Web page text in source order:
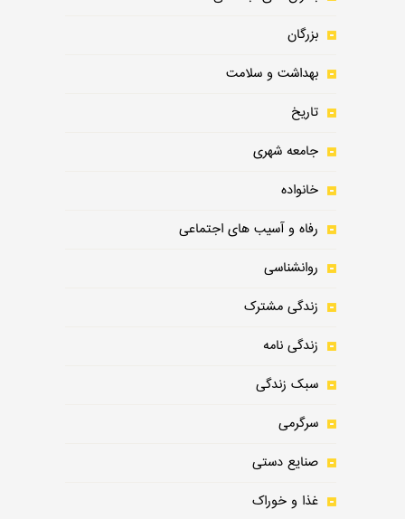
بزرگان
بهداشت و سلامت
تاریخ
جامعه شهری
خانواده
رفاه و آسیب های اجتماعی
روانشناسی
زندگی مشترک
زندگی نامه
سبک زندگی
سرگرمی
صنایع دستی
غذا و خوراک